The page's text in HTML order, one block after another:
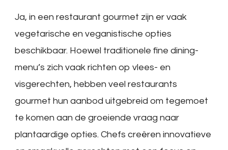
Ja, in een restaurant gourmet zijn er vaak
vegetarische en veganistische opties
beschikbaar. Hoewel traditionele fine dining-
menu’s zich vaak richten op vlees- en
visgerechten, hebben veel restaurants
gourmet hun aanbod uitgebreid om tegemoet
te komen aan de groeiende vraag naar
plantaardige opties. Chefs creëren innovatieve